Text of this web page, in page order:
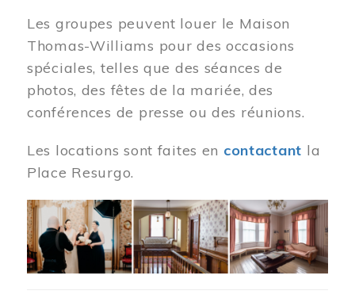
Les groupes peuvent louer le Maison
Thomas-Williams pour des occasions
spéciales, telles que des séances de
photos, des fêtes de la mariée, des
conférences de presse ou des réunions.
Les locations sont faites en contactant la
Place Resurgo.
Image